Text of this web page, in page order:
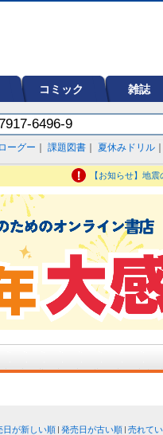
コミック 雑誌
ーグー 課題図書 夏休みドリル
【お知らせ】地
日が新しい順 発売日が古い順 売れて